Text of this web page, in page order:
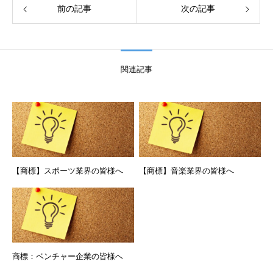
前の記事 次の記事
関連記事
【商標】スポーツ業界の皆様へ 【商標】音楽業界の皆様へ
商標：ベンチャー企業の皆様へ